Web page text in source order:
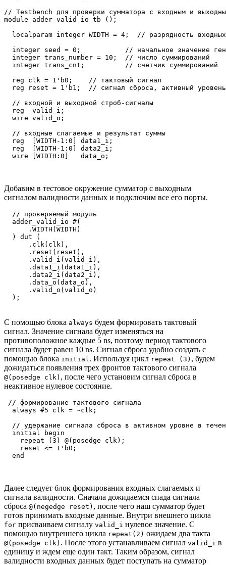
// Testbench для проверки сумматора с входным и
module adder_valid_io_tb ();
localparam integer WIDTH = 4;  // разрядность
integer seed = 0;           // начальное значение
  integer trans_number = 10;  // число суммирований
  integer trans_cnt;          // счетчик суммирований
  reg clk = 1'b0;    // тактовый сигнал
reg reset = 1'b1;  // сигнал сброса, активный
  // входной и выходной строб-сигналы
  reg  valid_i;
  wire valid_o;
  // входные слагаемые и результат суммы
  reg  [WIDTH-1:0] data1_i;
  reg  [WIDTH-1:0] data2_i;
  wire [WIDTH:0]   data_o;
Добавим в тестовое окружение сумматор с выходным
сигналом валидности данных и подключим все его порты.
  // проверяемый модуль
  adder_valid_io #(
      .WIDTH(WIDTH)
  ) dut (
      .clk(clk),
      .reset(reset),
      .valid_i(valid_i),
      .data1_i(data1_i),
      .data2_i(data2_i),
      .data_o(data_o),
      .valid_o(valid_o)
С помощью блока always будем формировать тактовый
сигнал. Значение сигнала будет изменяться на
противоположное каждые 5 ns, поэтому период тактового
сигнала будет равен 10 ns. Сигнал сброса удобно создать с
помощью блока initial . Используя цикл repeat (3) , будем
дожидаться появления трех фронтов тактового сигнала
@(posedge clk) , после чего установим сигнал сброса в
неактивное нулевое состояние.
// формирование тактового сигнала
  always #5 clk = ~clk;
// удержание сигнала сброса в активном уровне в
  initial begin
    repeat (3) @(posedge clk);
    reset <= 1'b0;
  end
Далее следует блок формирования входных слагаемых и
сигнала валидности. Сначала дожидаемся спада сигнала
сброса @(negedge reset) , после чего наш сумматор будет
готов принимать входные данные. Внутри внешнего цикла
for присваиваем сигналу valid_i нулевое значение. С
помощью внутреннего цикла repeat(2) ожидаем два такта
@(posedge clk) . После этого устанавливаем сигнал valid_i в
единицу и ждем еще один такт. Таким образом, сигнал
валидности входных данных будет поступать на сумматор